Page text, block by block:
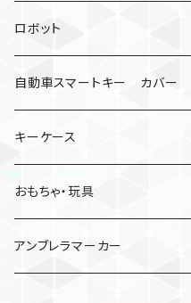
サソリ
クモ
ロボット
自動車スマートキー カバー
日産
キーケース
MDF材
おもちゃ・玩具
けん玉
アンブレラマーカー